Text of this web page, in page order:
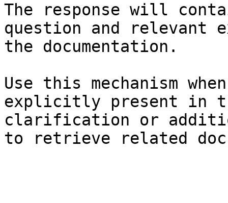
The response will
question and relevant
the documentation.
Use this mechanism
explicitly present in
clarification or